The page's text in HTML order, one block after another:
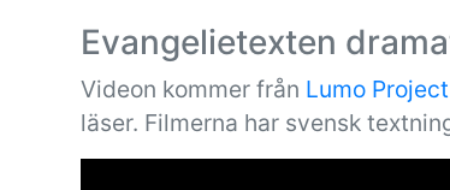
Evangelietexten
Videon kommer från Lumo Project
läser. Filmerna har svensk